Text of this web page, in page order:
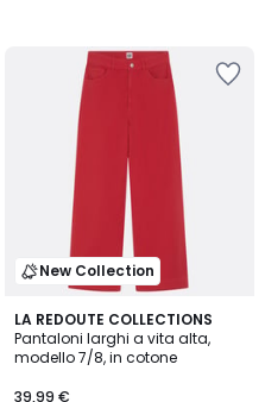
New Collection
LA REDOUTE COLLECTIONS
Pantaloni larghi a vita alta,
modello 7/8, in cotone
39,99 €
2
Colori